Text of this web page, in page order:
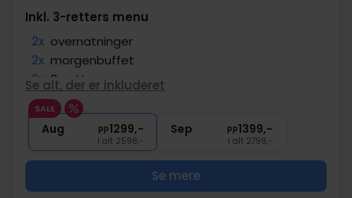
Inkl. 3-retters menu
2x overnatninger
2x morgenbuffet
2x 3-retters menu
1x 1 velkomstdrink
∞ Gratis parkering
Se alt, der er inkluderet
SALE
Aug pp1299,-
I alt 2598,-
Sep pp1399,-
I alt 2798,-
Se mere